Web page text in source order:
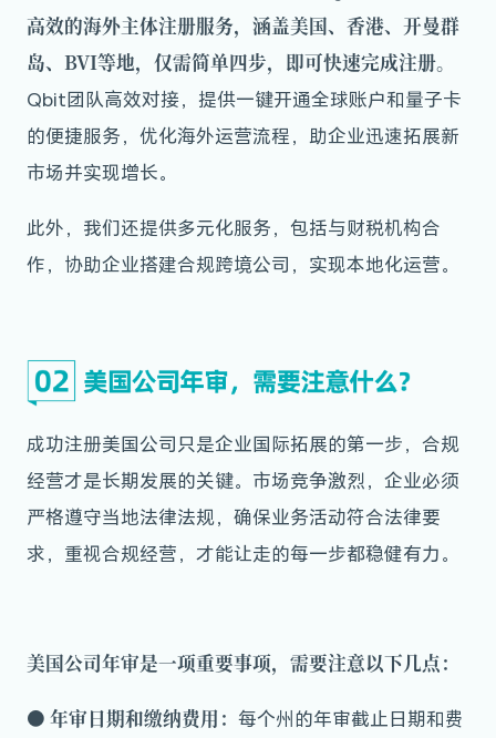
高效的海外主体注册服务，涵盖美国、香港、开曼群
岛、BVI等地，仅需简单四步，即可快速完成注册。
Qbit团队高效对接，提供一键开通全球账户和量子卡
的便捷服务，优化海外运营流程，助企业迅速拓展新
市场并实现增长。
此外，我们还提供多元化服务，包括与财税机构合
作，协助企业搭建合规跨境公司，实现本地化运营。
成功注册美国公司只是企业国际拓展的第一步，合规
经营才是长期发展的关键。市场竞争激烈，企业必须
严格遵守当地法律法规，确保业务活动符合法律要
求，重视合规经营，才能让走的每一步都稳健有力。
美国公司年审是一项重要事项，需要注意以下几点：
● 年审日期和缴纳费用： 每个州的年审截止日期和费